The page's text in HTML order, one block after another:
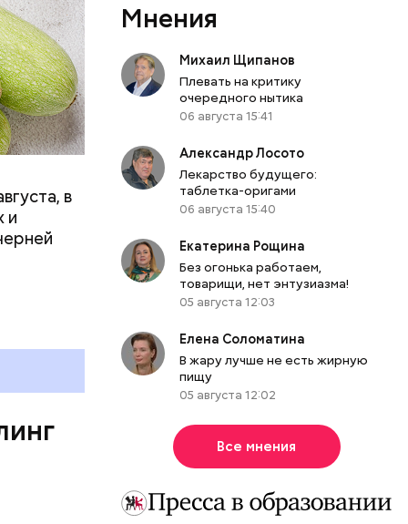
в
и
у
Мнения
Михаил Щипанов
Плевать на критику
очередного нытика
06 августа 15:41
Александр Лосото
Лекарство будущего:
таблетка-оригами
06 августа 15:40
Екатерина Рощина
Без огонька работаем,
товарищи, нет энтузиазма!
05 августа 12:03
Елена Соломатина
В жару лучше не есть жирную
пищу
05 августа 12:02
Все мнения